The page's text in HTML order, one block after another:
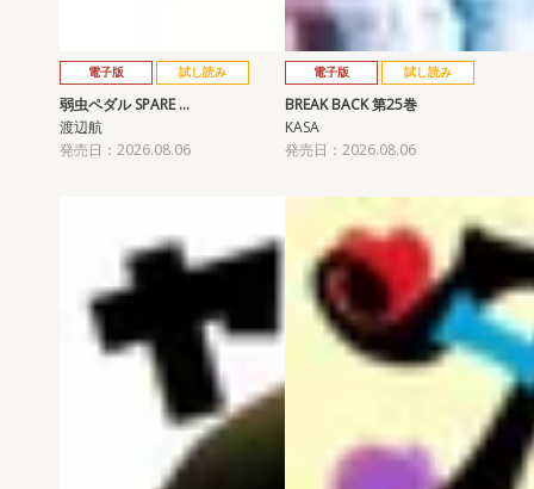
電子版 試し読み
弱虫ペダル SPARE …
渡辺航
発売日：2026.08.06
電子版 試し読み
BREAK BACK 第25巻
KASA
発売日：2026.08.06